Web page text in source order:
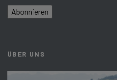
Abonnieren
ÜBER UNS